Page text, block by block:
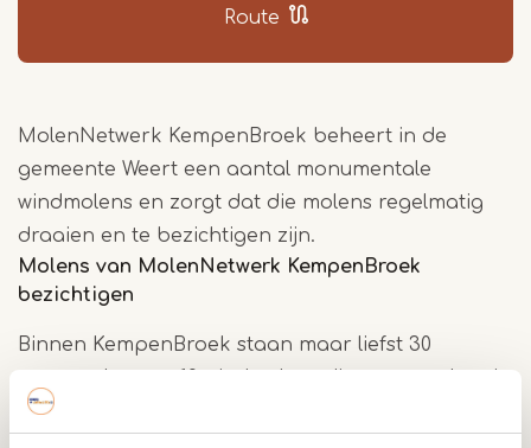
Route
MolenNetwerk KempenBroek beheert in de
gemeente Weert een aantal monumentale
windmolens en zorgt dat die molens regelmatig
draaien en te bezichtigen zijn.
Molens van MolenNetwerk KempenBroek
bezichtigen
Binnen KempenBroek staan maar liefst 30
draaien. De meeste van deze molens zijn ook te